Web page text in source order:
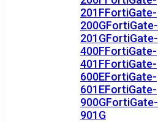
201FFortiGate-
200GFortiGate-
201GFortiGate-
400FFortiGate-
401FFortiGate-
600EFortiGate-
601EFortiGate-
900GFortiGate-
901G